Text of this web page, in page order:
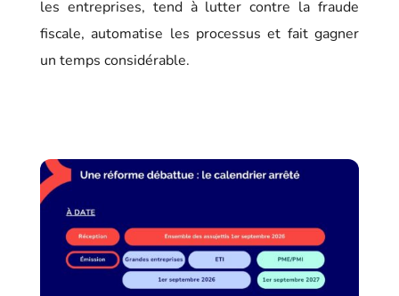
les entreprises, tend à lutter contre la fraude
fiscale, automatise les processus et fait gagner
un temps considérable.